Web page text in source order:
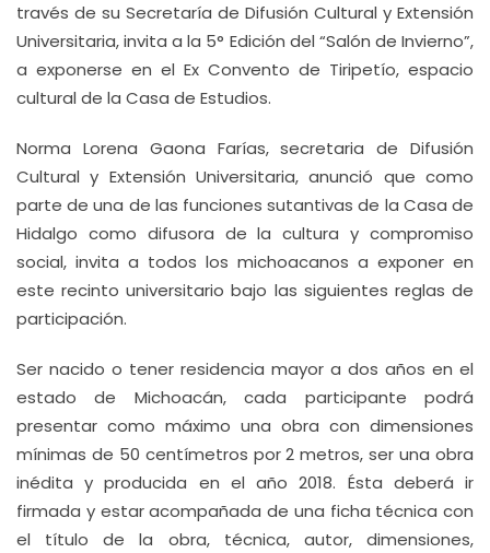
través de su Secretaría de Difusión Cultural y Extensión
Universitaria, invita a la 5° Edición del “Salón de Invierno”,
a exponerse en el Ex Convento de Tiripetío, espacio
cultural de la Casa de Estudios.
Norma Lorena Gaona Farías, secretaria de Difusión
Cultural y Extensión Universitaria, anunció que como
parte de una de las funciones sutantivas de la Casa de
Hidalgo como difusora de la cultura y compromiso
social, invita a todos los michoacanos a exponer en
este recinto universitario bajo las siguientes reglas de
participación.
Ser nacido o tener residencia mayor a dos años en el
estado de Michoacán, cada participante podrá
presentar como máximo una obra con dimensiones
mínimas de 50 centímetros por 2 metros, ser una obra
inédita y producida en el año 2018. Ésta deberá ir
firmada y estar acompañada de una ficha técnica con
el título de la obra, técnica, autor, dimensiones,